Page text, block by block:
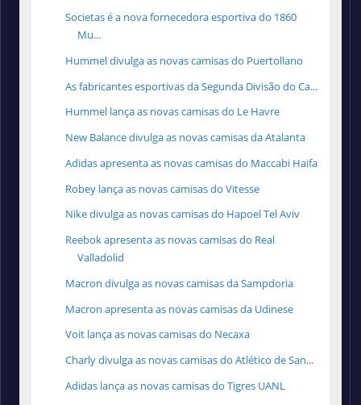
Societas é a nova fornecedora esportiva do 1860
Mu...
Hummel divulga as novas camisas do Puertollano
As fabricantes esportivas da Segunda Divisão do Ca...
Hummel lança as novas camisas do Le Havre
New Balance divulga as novas camisas da Atalanta
Adidas apresenta as novas camisas do Maccabi Haifa
Robey lança as novas camisas do Vitesse
Nike divulga as novas camisas do Hapoel Tel Aviv
Reebok apresenta as novas camisas do Real
Valladolid
Macron divulga as novas camisas da Sampdoria
Macron apresenta as novas camisas da Udinese
Voit lança as novas camisas do Necaxa
Charly divulga as novas camisas do Atlético de San...
Adidas lança as novas camisas do Tigres UANL